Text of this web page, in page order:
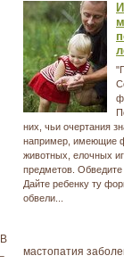
них, чьи очертания
например, имеющие
животных, елочных
предметов.
Дайте ребенку ту
обвели...
мастопатия